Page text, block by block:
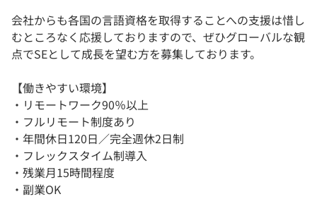
会社からも各国の言語資格を取得することへの支援は惜し
むところなく応援しておりますので、ぜひグローバルな観
点でSEとして成長を望む方を募集しております。
【働きやすい環境】
・リモートワーク90％以上
・フルリモート制度あり
・年間休日120日／完全週休2日制
・フレックスタイム制導入
・残業月15時間程度
・副業OK